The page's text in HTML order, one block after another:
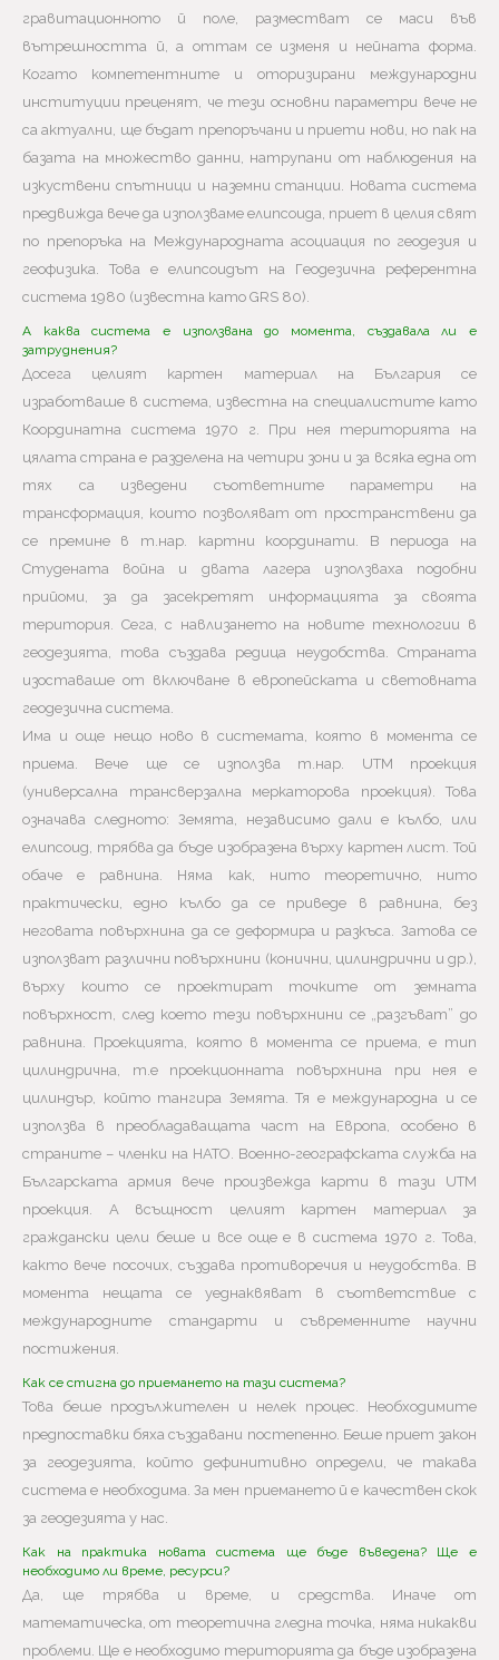
гравитационното й поле, разместват се маси във
вътрешността й, а оттам се изменя и нейната форма.
Когато компетентните и оторизирани международни
институции преценят, че тези основни параметри вече не
са актуални, ще бъдат препоръчани и приети нови, но пак на
базата на множество данни, натрупани от наблюдения на
изкуствени спътници и наземни станции. Новата система
предвижда вече да използваме елипсоида, приет в целия свят
по препоръка на Международната асоциация по геодезия и
геофизика. Това е елипсоидът на Геодезична референтна
система 1980 (известна като GRS 80).
А каква система е използвана до момента, създавала ли е
затруднения?
Досега целият картен материал на България се
изработваше в система, известна на специалистите като
Координатна система 1970 г. При нея територията на
цялата страна е разделена на четири зони и за всяка една от
тях са изведени съответните параметри на
трансформация, които позволяват от пространствени да
се премине в т.нар. картни координати. В периода на
Студената война и двата лагера използваха подобни
прийоми, за да засекретят информацията за своята
територия. Сега, с навлизането на новите технологии в
геодезията, това създава редица неудобства. Страната
изоставаше от включване в европейската и световната
геодезична система.
Има и още нещо ново в системата, която в момента се
приема. Вече ще се използва т.нар. UTM проекция
(универсална трансверзална меркаторова проекция). Това
означава следното: Земята, независимо дали е кълбо, или
елипсоид, трябва да бъде изобразена върху картен лист. Той
обаче е равнина. Няма как, нито теоретично, нито
практически, едно кълбо да се приведе в равнина, без
неговата повърхнина да се деформира и разкъса. Затова се
използват различни повърхнини (конични, цилиндрични и др.),
върху които се проектират точките от земната
повърхност, след което тези повърхнини се „разгъват” до
равнина. Проекцията, която в момента се приема, е тип
цилиндрична, т.е проекционната повърхнина при нея е
цилиндър, който тангира Земята. Тя е международна и се
използва в преобладаващата част на Европа, особено в
страните – членки на НАТО. Военно-географската служба на
Българската армия вече произвежда карти в тази UTM
проекция. А всъщност целият картен материал за
граждански цели беше и все още е в система 1970 г. Това,
както вече посочих, създава противоречия и неудобства. В
момента нещата се уеднаквяват в съответствие с
международните стандарти и съвременните научни
постижения.
Как се стигна до приемането на тази система?
Това беше продължителен и нелек процес. Необходимите
предпоставки бяха създавани постепенно. Беше приет закон
за геодезията, който дефинитивно определи, че такава
система е необходима. За мен приемането й е качествен скок
за геодезията у нас.
Как на практика новата система ще бъде въведена? Ще е
необходимо ли време, ресурси?
Да, ще трябва и време, и средства. Иначе от
математическа, от теоретична гледна точка, няма никакви
проблеми. Ще е необходимо територията да бъде изобразена